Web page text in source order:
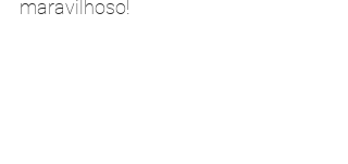
maravilhoso!